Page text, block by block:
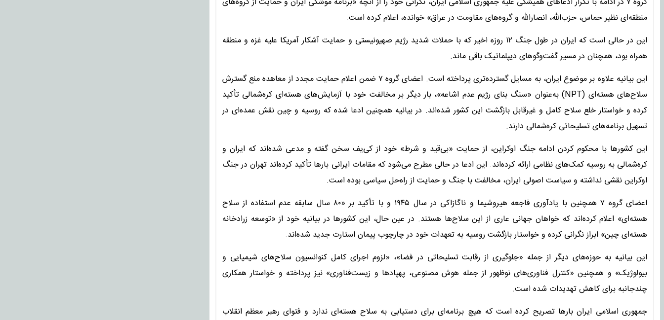
منطقه‌ای نظیر حماس، حزب‌الله، انصارالله و گروه‌های مقاومت در عراق» خوانده، اعلام کرده است.
این در حالی است که ایران در طول جنگ ۱۲ روزه اخیر که با حملات شدید رژیم صهیونیستی و حمایت آشکار آمریکا علیه غزه و منطقه
همراه بود، همچنان در مسیر گفت‌وگوهای دیپلماتیک باقی ماند.
این بیانیه علاوه بر موضوع ایران، به مسایل گسترده‌تری پرداخته است. اعضای گروه ۷ ضمن اعلام حمایت مجدد از معاهده منع گسترش
سلاح‌های هسته‌ای (NPT) به‌عنوان «سنگ بنای رژیم عدم اشاعه»، بار دیگر بر مخالفت خود با آزمایش‌های هسته‌ای کره‌شمالی تأکید
کرده و خواستار خلع سلاح کامل و غیرقابل بازگشت این کشور شده‌اند. در بیانیه همچنین ادعا شده که روسیه و چین نقش عمده‌ای در
تسهیل برنامه‌های تسلیحاتی کره‌شمالی دارند.
این کشورها با محکوم کردن ادامه جنگ اوکراین، از حمایت «بی‌قید و شرط» خود از کی‌یف سخن گفته و مدعی شده‌اند که ایران و
کره‌شمالی به روسیه کمک‌های نظامی ارائه کرده‌اند. این ادعا در حالی مطرح می‌شود که مقامات ایرانی بارها تأکید کرده‌اند تهران در جنگ
اوکراین نقشی نداشته و سیاست اصولی ایران، مخالفت با جنگ و حمایت از راه‌حل سیاسی بوده است.
اعضای گروه ۷ همچنین با یادآوری فاجعه هیروشیما و ناگازاکی در سال ۱۹۴۵ و با تأکید بر «۸۰ سال سابقه عدم استفاده از سلاح
هسته‌ای» اعلام کرده‌اند که خواهان جهانی عاری از این سلاح‌ها هستند. در عین حال، این کشورها در بیانیه خود از «توسعه زرادخانه
هسته‌ای چین» ابراز نگرانی کرده و خواستار بازگشت روسیه به تعهدات خود در چارچوب پیمان استارت جدید شده‌اند.
این بیانیه به حوزه‌های دیگر از جمله «جلوگیری از رقابت تسلیحاتی در فضا»، «لزوم اجرای کامل کنوانسیون سلاح‌های شیمیایی و
بیولوژیک» و همچنین «کنترل فناوری‌های نوظهور از جمله هوش مصنوعی، پهپادها و زیست‌فناوری» نیز پرداخته و خواستار همکاری
چندجانبه برای کاهش تهدیدات شده است.
جمهوری اسلامی ایران بارها تصریح کرده است که هیچ برنامه‌ای برای دستیابی به سلاح هسته‌ای ندارد و فتوای رهبر معظم انقلاب